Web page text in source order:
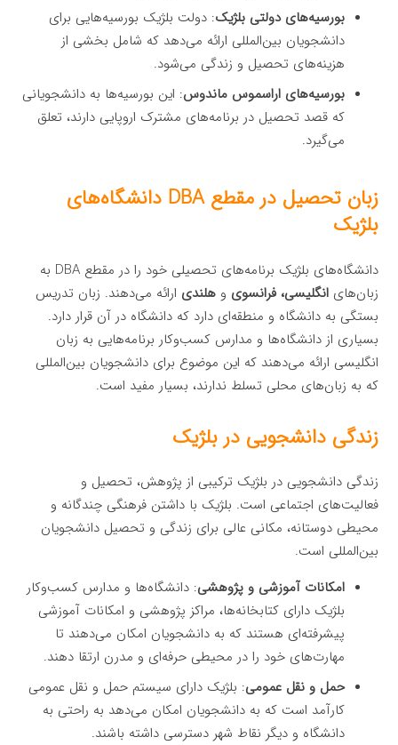
بورسیه‌های دولتی بلژیک: دولت بلژیک بورسیه‌هایی برای
دانشجویان بین‌المللی ارائه می‌دهد که شامل بخشی از
هزینه‌های تحصیل و زندگی می‌شود.
بورسیه‌های اراسموس ماندوس: این بورسیه‌ها به دانشجویانی
که قصد تحصیل در برنامه‌های مشترک اروپایی دارند، تعلق
می‌گیرد.
زبان تحصیل در مقطع DBA دانشگاه‌های
بلژیک
دانشگاه‌های بلژیک برنامه‌های تحصیلی خود را در مقطع DBA به
زبان‌هایانگلیسی، فرانسوی وهلندی ارائه می‌دهند. زبان تدریس
بستگی به دانشگاه و منطقه‌ای دارد که دانشگاه در آن قرار دارد.
بسیاری از دانشگاه‌ها و مدارس کسب‌وکار برنامه‌هایی به زبان
انگلیسی ارائه می‌دهند که این موضوع برای دانشجویان بین‌المللی
که به زبان‌های محلی تسلط ندارند، بسیار مفید است.
زندگی دانشجویی در بلژیک
زندگی دانشجویی در بلژیک ترکیبی از پژوهش، تحصیل و
فعالیت‌های اجتماعی است. بلژیک با داشتن فرهنگی چندگانه و
محیطی دوستانه، مکانی عالی برای زندگی و تحصیل دانشجویان
بین‌المللی است.
امکانات آموزشی و پژوهشی: دانشگاه‌ها و مدارس کسب‌وکار
بلژیک دارای کتابخانه‌ها، مراکز پژوهشی و امکانات آموزشی
پیشرفته‌ای هستند که به دانشجویان امکان می‌دهند تا
مهارت‌های خود را در محیطی حرفه‌ای و مدرن ارتقا دهند.
حمل و نقل عمومی: بلژیک دارای سیستم حمل و نقل عمومی
کارآمد است که به دانشجویان امکان می‌دهد به راحتی به
دانشگاه و دیگر نقاط شهر دسترسی داشته باشند.